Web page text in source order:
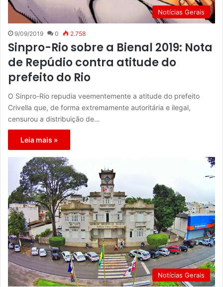
Notícias Gerais
9/09/2019 0 2.758
Sinpro-Rio sobre a Bienal 2019: Nota
de Repúdio contra atitude do
prefeito do Rio
O Sinpro-Rio repudia veementemente a atitude do prefeito
Crivella que, de forma extremamente autoritária e ilegal,
censurou a distribuição de…
Leia mais »
Notícias Gerais